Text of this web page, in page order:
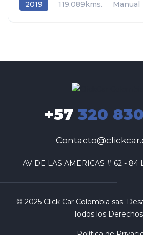
2019 119.089kms. Manual
+57 320
AV DE LAS AMERICAS # 62 - 84
© 2025 Click Car Colombia sas.
Todos los